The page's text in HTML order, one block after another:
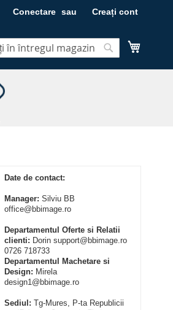
Conectare Creați cont
Date de contact:
Manager: Silviu BB
office@bbimage.ro
Departamentul Oferte si Relatii
clienti: Dorin support@bbimage.ro
0726 718733
Departamentul Machetare si
Design: Mirela
design1@bbimage.ro
Sediul:Tg-Mures, P-ta Republicii